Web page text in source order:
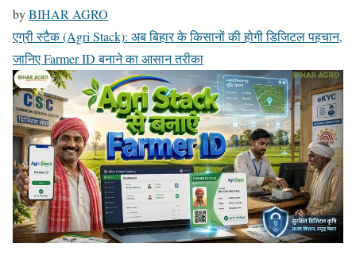
byBIHAR AGRO
एग्री स्टैक (Agri Stack): अब बिहार के किसानों की होगी डिजिटल पहचान,
जानिए Farmer ID बनाने का आसान तरीका